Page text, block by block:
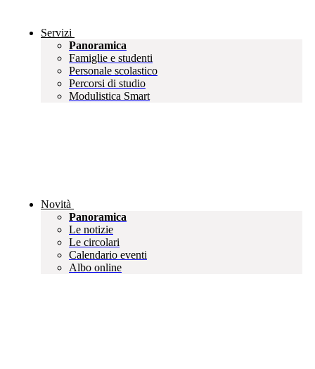
Servizi
Panoramica
Famiglie e studenti
Personale scolastico
Percorsi di studio
Modulistica Smart
Novità
Panoramica
Le notizie
Le circolari
Calendario eventi
Albo online